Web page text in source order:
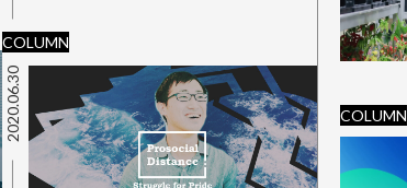
COLUMN
2020.06.30 COLUMN